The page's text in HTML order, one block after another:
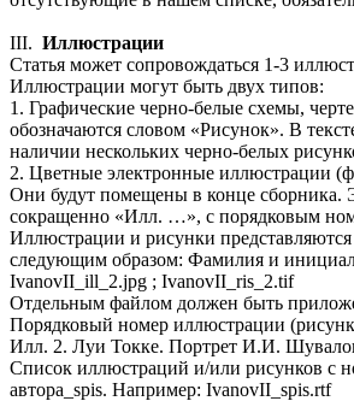
III. Иллюстрации
Статья может сопровождаться 1-3
Иллюстрации могут быть двух типов:
1. Графические черно-белые схемы,
обозначаются словом «Рисунок». В
наличии нескольких черно-белых
2. Цветные электронные иллюстрации
Они будут помещены в конце сборника.
сокращенно «Илл. …», с порядковым
Иллюстрации и рисунки
следующим образом: Фамилия и
IvanovII_ill_2.jpg ; IvanovII_ris_2.tif
Отдельным файлом должен быть
Порядковый номер иллюстрации
Илл. 2. Луи Токке. Портрет И.И.
Список иллюстраций и/или рисунков с
автора_spis. Например: IvanovII_spis.rtf